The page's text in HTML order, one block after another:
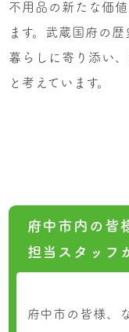
不用品の新たな価
ます。武蔵国府の
暮らしに寄り添い
と考えています。
府中市内の皆
担当スタッフ
府中市の皆様、